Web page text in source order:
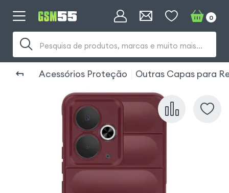
Pesquisa de produtos, marcas e muito mais...
0
Acessórios Proteção Outras Capas para